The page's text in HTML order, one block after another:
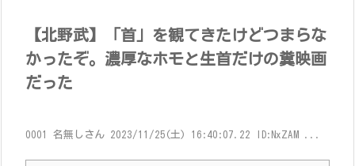
【北野武】「首」を観てきたけどつまらな
かったぞ。濃厚なホモと生首だけの糞映画
だった
0001 名無しさん 2023/11/25(土) 16:40:07.22 ID:NxZAM ...